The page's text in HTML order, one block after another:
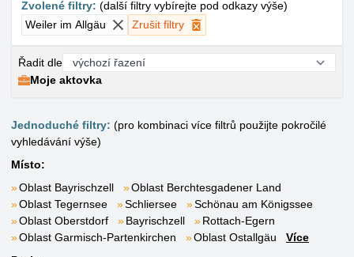
Zvolené filtry: (další filtry vybírejte pod odkazy výše)
Weiler im Allgäu
Zrušit filtry
Řadit dle
Moje aktovka
Jednoduché filtry: (pro kombinaci více filtrů použijte pokročilé
vyhledávání výše)
Místo:
Oblast Bayrischzell
Oblast Berchtesgadener Land
Oblast Tegernsee
Schliersee
Schönau am Königssee
Oblast Oberstdorf
Bayrischzell
Rottach-Egern
Oblast Garmisch-Partenkirchen
Oblast Ostallgäu
Více